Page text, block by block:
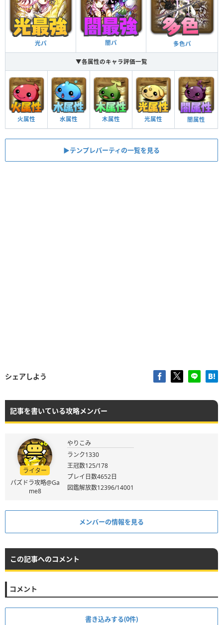
光パ 闇パ 多色パ
▼各属性のキャラ評価一覧
火属性 水属性 木属性 光属性 闇属性
▶︎テンプレパーティの一覧を見る
シェアしよう
記事を書いている攻略メンバー
ライター
パズドラ攻略@Ga
me8
やりこみ
ランク1330
王冠数125/178
プレイ日数4652日
図鑑解放数12396/14001
メンバーの情報を見る
この記事へのコメント
コメント
書き込みする(0件)